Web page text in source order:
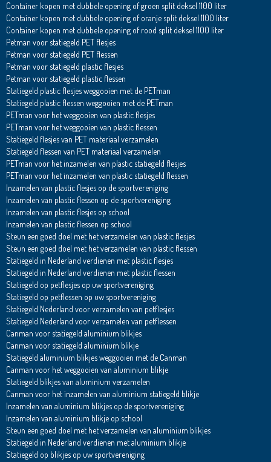
Container kopen met dubbele opening of groen split deksel 1100 liter
Container kopen met dubbele opening of oranje split deksel 1100 liter
Container kopen met dubbele opening of rood split deksel 1100 liter
Petman voor statiegeld PET flesjes
Petman voor statiegeld PET flessen
Petman voor statiegeld plastic flesjes
Petman voor statiegeld plastic flessen
Statiegeld plastic flesjes weggooien met de PETman
Statiegeld plastic flessen weggooien met de PETman
PETman voor het weggooien van plastic flesjes
PETman voor het weggooien van plastic flessen
Statiegeld flesjes van PET materiaal verzamelen
Statiegeld flessen van PET materiaal verzamelen
PETman voor het inzamelen van plastic statiegeld flesjes
PETman voor het inzamelen van plastic statiegeld flessen
Inzamelen van plastic flesjes op de sportvereniging
Inzamelen van plastic flessen op de sportvereniging
Inzamelen van plastic flesjes op school
Inzamelen van plastic flessen op school
Steun een goed doel met het verzamelen van plastic flesjes
Steun een goed doel met het verzamelen van plastic flessen
Statiegeld in Nederland verdienen met plastic flesjes
Statiegeld in Nederland verdienen met plastic flessen
Statiegeld op petflesjes op uw sportvereniging
Statiegeld op petflessen op uw sportvereniging
Statiegeld Nederland voor verzamelen van petflesjes
Statiegeld Nederland voor verzamelen van petflessen
Canman voor statiegeld aluminium blikjes
Canman voor statiegeld aluminium blikje
Statiegeld aluminium blikjes weggooien met de Canman
Canman voor het weggooien van aluminium blikje
Statiegeld blikjes van aluminium verzamelen
Canman voor het inzamelen van aluminium statiegeld blikje
Inzamelen van aluminium blikjes op de sportvereniging
Inzamelen van aluminium blikje op school
Steun een goed doel met het verzamelen van aluminium blikjes
Statiegeld in Nederland verdienen met aluminium blikje
Statiegeld op blikjes op uw sportvereniging